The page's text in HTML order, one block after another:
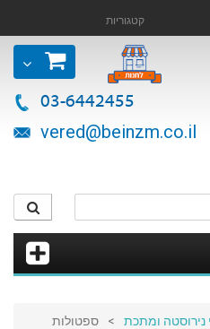
קטגוריות
03-6442455
vered@beinzm.co.il
נירוסטה ומתכת >
ספטולות